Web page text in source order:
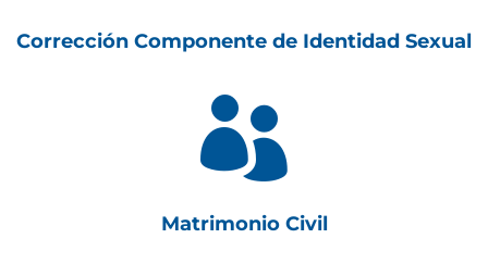
Corrección Componente de Identidad Sexual

Matrimonio Civil